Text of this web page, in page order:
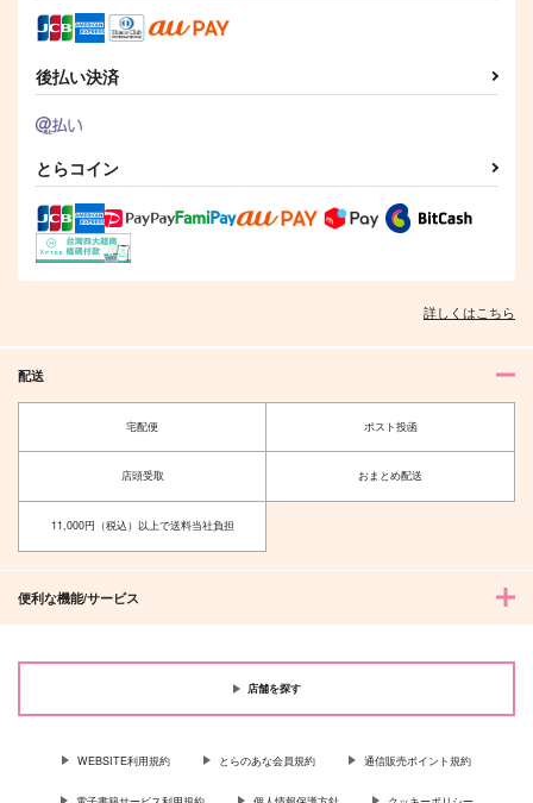
後払い決済
とらコイン
詳しくはこちら
配送
宅配便 ポスト投函
店頭受取 おまとめ配送
11,000円（税込）以上で送料当社負担
便利な機能/サービス
店舗を探す
WEBSITE利用規約 とらのあな会員規約 通信販売ポイント規約